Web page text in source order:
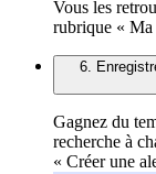
Vous les
rubrique « Ma
6.
Gagnez du
recherche à
« Créer une